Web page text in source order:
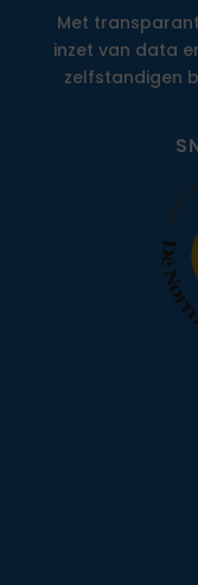
Met
inzet van data
zelfstandigen